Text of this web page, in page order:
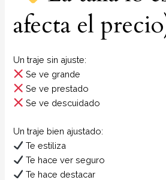
afecta el
Un traje sin ajuste:
Se ve grande
Se ve prestado
Se ve descuidado
Un traje bien ajustado:
Te estiliza
Te hace ver seguro
Te hace destacar